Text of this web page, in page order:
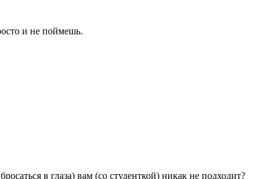
и не поймешь.
в глаза) вам (со студенткой) никак не подходит?